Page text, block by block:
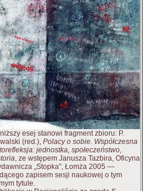
esej stanowi fragment zbioru: P.
(red.), Polacy o sobie. Współczesna
jednostka, społeczeństwo,
, ze wstępem Janusza Tazbira, Oficyna
„Stopka", Łomża 2005 —
zapisem sesji naukowej o tym
tytule.